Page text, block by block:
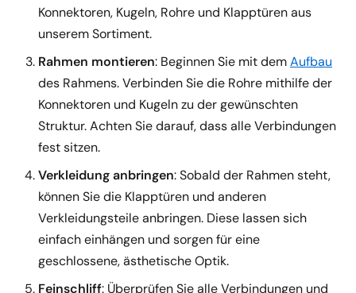
Konnektoren, Kugeln, Rohre und Klapptüren aus
unserem Sortiment.
Rahmen montieren: Beginnen Sie mit demAufbau
des Rahmens. Verbinden Sie die Rohre mithilfe der
Konnektoren und Kugeln zu der gewünschten
Struktur. Achten Sie darauf, dass alle Verbindungen
fest sitzen.
Verkleidung anbringen: Sobald der Rahmen steht,
können Sie die Klapptüren und anderen
Verkleidungsteile anbringen. Diese lassen sich
einfach einhängen und sorgen für eine
geschlossene, ästhetische Optik.
Feinschliff: Überprüfen Sie alle Verbindungen und